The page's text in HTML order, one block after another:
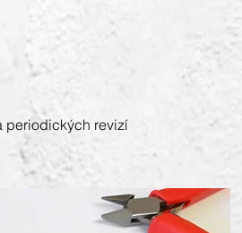
periodických revizí